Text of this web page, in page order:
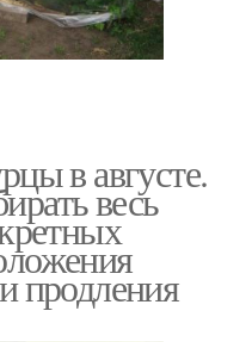
в августе.
весь
продления